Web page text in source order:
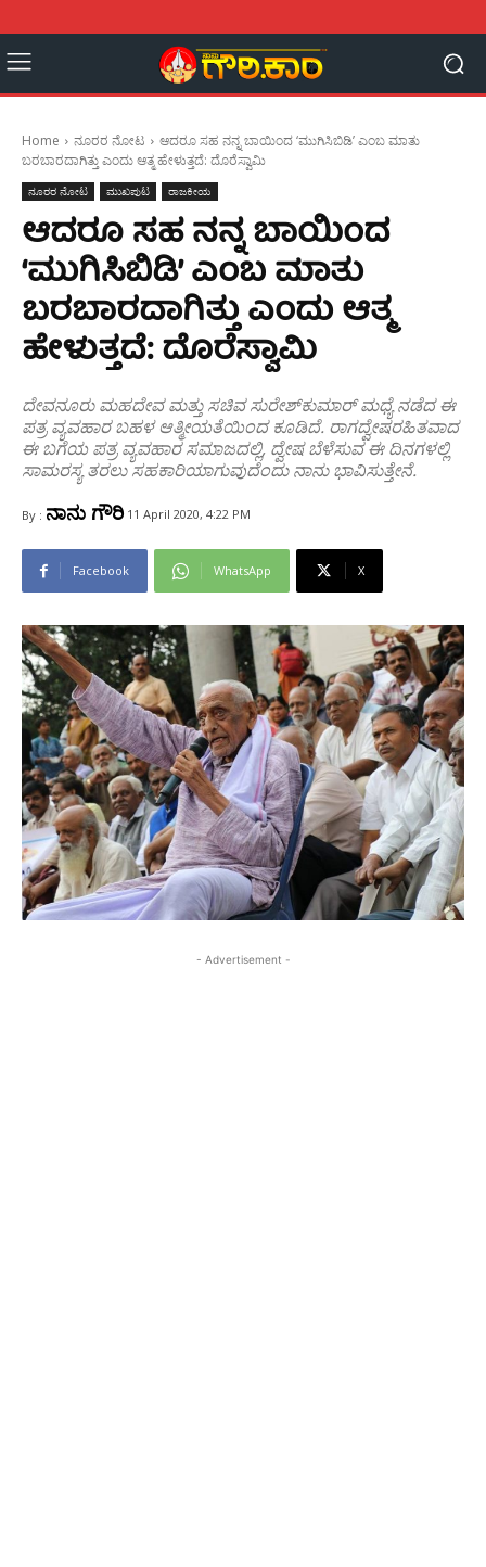
Home ನೂರರ ನೋಟ
ಆದರೂ ಸಹ ನನ್ನ ಬಾಯಿಂದ ‘ಮುಗಿಸಿಬಿಡಿ’ ಎಂಬ ಮಾತು
ಬರಬಾರದಾಗಿತ್ತು ಎಂದು ಆತ್ಮ ಹೇಳುತ್ತದೆ: ದೊರೆಸ್ವಾಮಿ
ನೂರರ ನೋಟ ಮುಖಪುಟ ರಾಜಕೀಯ
ಆದರೂ ಸಹ ನನ್ನ ಬಾಯಿಂದ
‘ಮುಗಿಸಿಬಿಡಿ’ ಎಂಬ ಮಾತು
ಬರಬಾರದಾಗಿತ್ತು ಎಂದು ಆತ್ಮ
ಹೇಳುತ್ತದೆ: ದೊರೆಸ್ವಾಮಿ
ದೇವನೂರು ಮಹದೇವ ಮತ್ತು ಸಚಿವ ಸುರೇಶ್‌ಕುಮಾರ್ ಮಧ್ಯೆ ನಡೆದ ಈ
ಪತ್ರ ವ್ಯವಹಾರ ಬಹಳ ಆತ್ಮೀಯತೆಯಿಂದ ಕೂಡಿದೆ. ರಾಗದ್ವೇಷರಹಿತವಾದ
ಈ ಬಗೆಯ ಪತ್ರ ವ್ಯವಹಾರ ಸಮಾಜದಲ್ಲಿ, ದ್ವೇಷ ಬೆಳೆಸುವ ಈ ದಿನಗಳಲ್ಲಿ
ಸಾಮರಸ್ಯ ತರಲು ಸಹಕಾರಿಯಾಗುವುದೆಂದು ನಾನು ಭಾವಿಸುತ್ತೇನೆ.
By : ನಾನು ಗೌರಿ 11 April 2020, 4:22 PM
Facebook WhatsApp X
- Advertisement -